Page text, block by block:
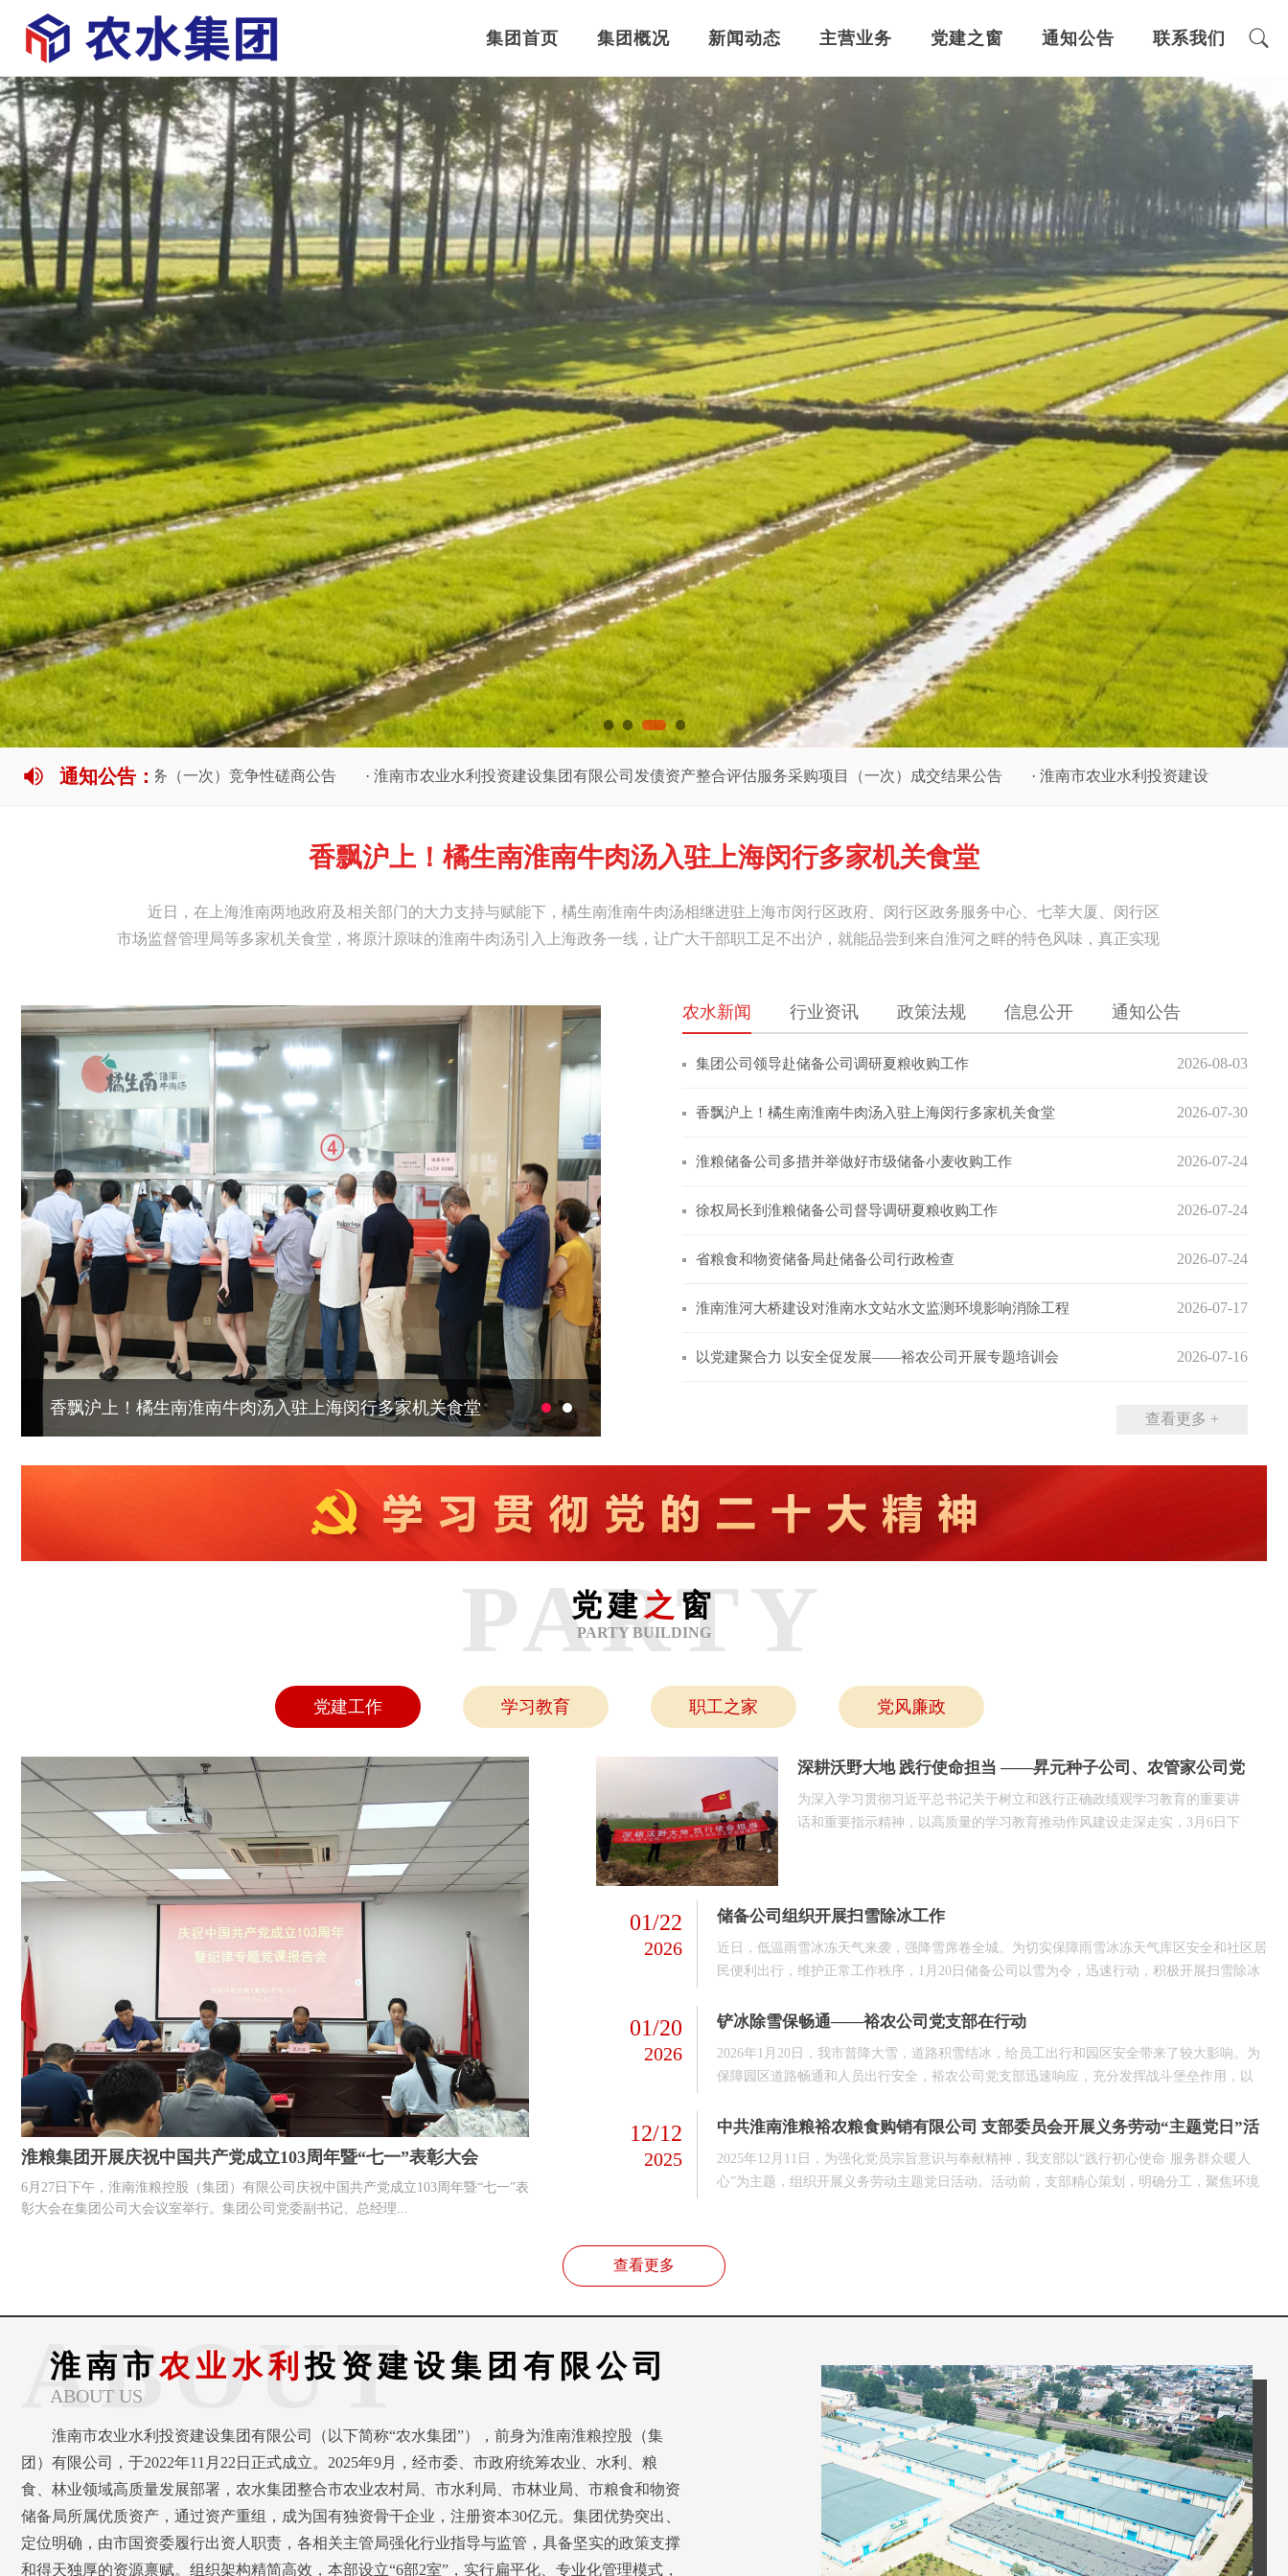
集团首页 集团概况 新闻动态 主营业务 党建之窗 通知公告 联系我们
通知公告：
期咨询服务（一次）竞争性磋商公告 ·淮南市农业水利投资建设集团有限公司发债资产整合评估服务采购项目（一次）成交结果公告 ·淮南市农业水利投资建设集团有限公司发债专
香飘沪上！橘生南淮南牛肉汤入驻上海闵行多家机关食堂
近日，在上海淮南两地政府及相关部门的大力支持与赋能下，橘生南淮南牛肉汤相继进驻上海市闵行区政府、闵行区政务服务中心、七莘大厦、闵行区
市场监督管理局等多家机关食堂，将原汁原味的淮南牛肉汤引入上海政务一线，让广大干部职工足不出沪，就能品尝到来自淮河之畔的特色风味，真正实现
市人大常委会副主任沈斌到集团公司及所属库点考察调研
农水新闻 行业资讯 政策法规 信息公开 通知公告
2026-08-03
集团公司领导赴储备公司调研夏粮收购工作
2026-07-30
香飘沪上！橘生南淮南牛肉汤入驻上海闵行多家机关食堂
2026-07-24
淮粮储备公司多措并举做好市级储备小麦收购工作
2026-07-24
徐权局长到淮粮储备公司督导调研夏粮收购工作
2026-07-24
省粮食和物资储备局赴储备公司行政检查
2026-07-17
淮南淮河大桥建设对淮南水文站水文监测环境影响消除工程
前期咨询服务（一次） 成交结果公告 2026-07-16
以党建聚合力 以安全促发展——裕农公司开展专题培训会
查看更多 +
党建之窗
PARTY BUILDING
PARTY
党建工作 学习教育 职工之家 党风廉政
淮粮集团开展庆祝中国共产党成立103周年暨“七一”表彰大会
6月27日下午，淮南淮粮控股（集团）有限公司庆祝中国共产党成立103周年暨“七一”表
彰大会在集团公司大会议室举行。集团公司党委副书记、总经理...
深耕沃野大地 践行使命担当 ——昇元种子公司、农管家公司党
支部联合主题党日活动
为深入学习贯彻习近平总书记关于树立和践行正确政绩观学习教育的重要讲
话和重要指示精神，以高质量的学习教育推动作风建设走深走实，3月6日下
长情况，与经营主体负责人沈德童沟通其承包土地在高标整治后遇到的有
01/22
2026
储备公司组织开展扫雪除冰工作
近日，低温雨雪冰冻天气来袭，强降雪席卷全城。为切实保障雨雪冰冻天气库区安全和社区居
民便利出行，维护正常工作秩序，1月20日储备公司以雪为令，迅速行动，积极开展扫雪除冰
作人员对社区主干道、沿街人行道、社区周边等重点区域清扫积雪；另一队人员对单位库区路
01/20
2026
铲冰除雪保畅通——裕农公司党支部在行动
2026年1月20日，我市普降大雪，道路积雪结冰，给员工出行和园区安全带来了较大影响。为
保障园区道路畅通和人员出行安全，裕农公司党支部迅速响应，充分发挥战斗堡垒作用，以
们身着红色志愿马甲，携带铁锹、扫帚等工具迅速集结，带头清理园区主要道路积雪，用实际
12/12
2025
中共淮南淮粮裕农粮食购销有限公司 支部委员会开展义务劳动“主题党日”活
动
2025年12月11日，为强化党员宗旨意识与奉献精神，我支部以“践行初心使命·服务群众暖人
心”为主题，组织开展义务劳动主题党日活动。活动前，支部精心策划，明确分工，聚焦环境
头纸屑，有的合力搬运废弃杂物，充分展现出不怕脏、不怕累的优良作风
查看更多
淮南市农业水利投资建设集团有限公司
ABOUT US
ABOUT
淮南市农业水利投资建设集团有限公司（以下简称“农水集团”），前身为淮南淮粮控股（集
团）有限公司，于2022年11月22日正式成立。2025年9月，经市委、市政府统筹农业、水利、粮
食、林业领域高质量发展部署，农水集团整合市农业农村局、市水利局、市林业局、市粮食和物资
储备局所属优质资产，通过资产重组，成为国有独资骨干企业，注册资本30亿元。集团优势突出、
定位明确，由市国资委履行出资人职责，各相关主管局强化行业指导与监管，具备坚实的政策支撑
和得天独厚的资源禀赋。组织架构精简高效，本部设立“6部2室”，实行扁平化、专业化管理模式，